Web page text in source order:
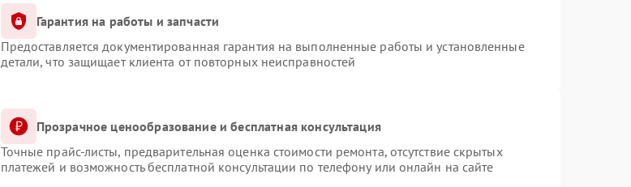
Гарантия на работы и запчасти
Предоставляется документированная гарантия на выполненные работы и установленные
детали, что защищает клиента от повторных неисправностей
Прозрачное ценообразование и бесплатная консультация
Точные прайс-листы, предварительная оценка стоимости ремонта, отсутствие скрытых
платежей и возможность бесплатной консультации по телефону или онлайн на сайте